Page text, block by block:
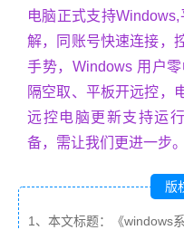
电脑正式支持
解，同账号快速连接，
手势，Windows 用户
隔空取、平板开远控，
远控电脑更新支持运
备，需让我们更进一步。
版
1、本文标题：《windows